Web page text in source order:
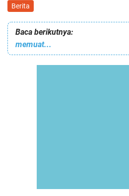
Berita
Baca berikutnya:
memuat...